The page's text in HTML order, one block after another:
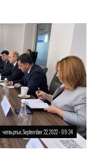
четвъртък, September 22, 2022 - 09:34